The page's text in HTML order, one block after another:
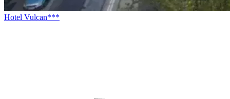
Hotel Vulcan***